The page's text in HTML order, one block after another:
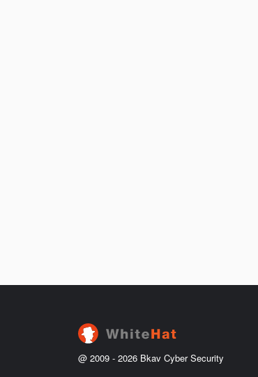
@ 2009 - 2026 Bkav Cyber Security